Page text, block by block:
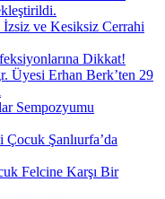
İzsiz ve Kesiksiz Cerrahi
Dikkat!
Üyesi Erhan Berk’ten 29
Sempozyumu
Şanlıurfa’da
Felcine Karşı Bir